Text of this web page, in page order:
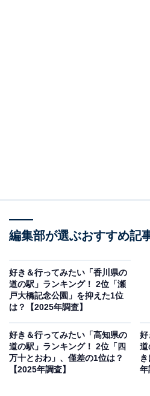
編集部が選ぶおすすめ記
好き＆行ってみたい「香川県の
道の駅」ランキング！ 2位「瀬
戸大橋記念公園」を抑えた1位
は？【2025年調査】
好き＆行ってみたい「高知県の
道の駅」ランキング！ 2位「四
万十とおわ」、僅差の1位は？
【2025年調査】
好
道
年